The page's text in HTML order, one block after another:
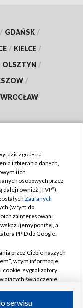
/ GDAŃSK /
/ KIELCE /
OLSZTYN /
/
WROCŁAW
zgody na
i zbierania danych,
i ich
osobowych przez
dalej również „TVP”),
Zaufanych
(w tym do
zainteresowań i
poniżej, a
PPID do Google.
przez Ciebie naszych
w tym informacje
cookie, sygnalizatory
świadczenie
serwisu